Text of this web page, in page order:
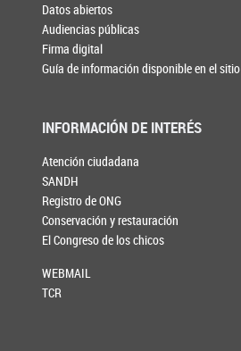
Datos abiertos
Audiencias públicas
Firma digital
Guía de información disponible en el sitio
INFORMACIÓN DE INTERÉS
Atención ciudadana
SANDH
Registro de ONG
Conservación y restauración
El Congreso de los chicos
WEBMAIL
TCR